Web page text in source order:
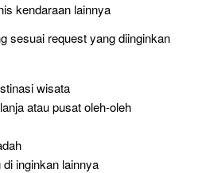
kendaraan lainnya
sesuai request yang diinginkan
wisata
atau pusat oleh-oleh
inginkan lainnya